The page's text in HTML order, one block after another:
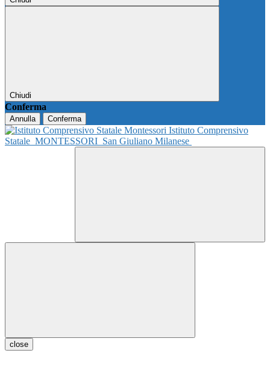
Chiudi
Conferma
Annulla Conferma
Istituto Comprensivo
Statale MONTESSORI San Giuliano Milanese
close